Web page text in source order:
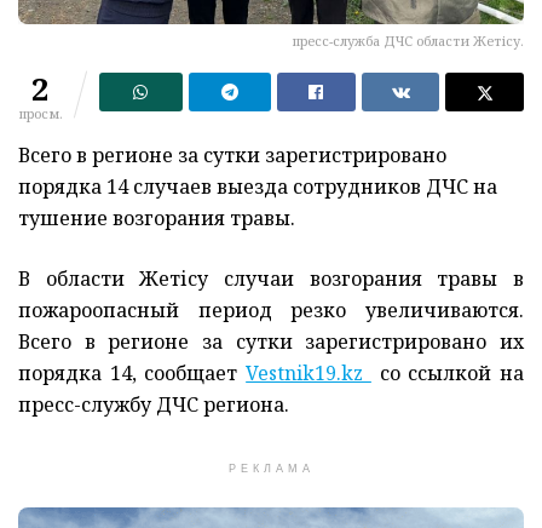
пресс-служба ДЧС области Жетісу.
2
просм.
Всего в регионе за сутки зарегистрировано
порядка 14 случаев выезда сотрудников ДЧС на
тушение возгорания травы.
В области Жетісу случаи возгорания травы в
пожароопасный период резко увеличиваются.
Всего в регионе за сутки зарегистрировано их
порядка 14, сообщаетVestnik19.kz
со ссылкой на
пресс-службу ДЧС региона.
РЕКЛАМА